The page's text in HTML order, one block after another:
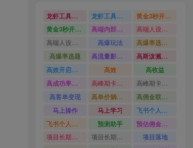
龙虾工具完整部署教学图文视频理财多赛道AI变现 龙虾工具完整部署教学
黄金3秒开头与标题海报玩法六大运营硬核技能高效变现
黄金3秒开头与标题海报玩法
高端内部魔灵召唤挂G打金
高端人设搭建积累客户信任图文剪辑谈单转化实操教学
高端人设搭建积累客户信任
高爆玩法
高爆率选题方法
高爆率选题
高流量影视片
高斯泼溅与游戏化交互课程
高效开启跨境賺钱新通道
高效
高收益
高成功率爆款全流程打法
高峰期卡顿利润被抽干私域直播核心痛点解析
高峰期卡顿利润被抽干
高客单变现
高单价躺賺玩法
高佣金联盟课
马上操作
马上学习
飞书个人版100G注册教程无需额外扩容
飞书个人版100G注册教程
预测助手
预估佣金有2200
项目长期稳定宝妈上班族既能兼职增收
项目长期稳定
项目落地